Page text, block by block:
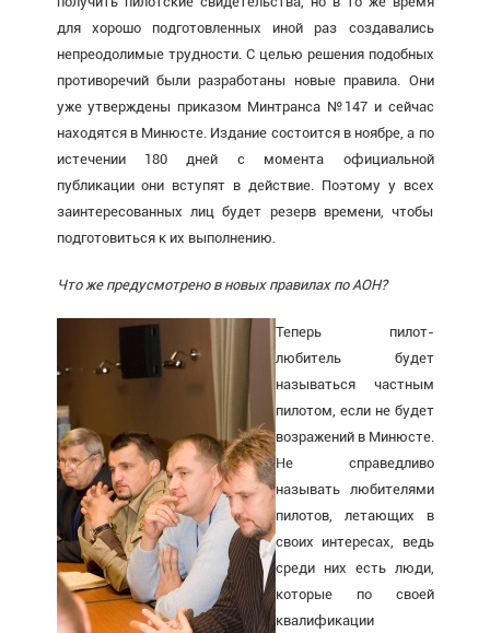
для хорошо подготовленных иной раз создавались
непреодолимые трудности. С целью решения подобных
противоречий были разработаны новые правила. Они
уже утверждены приказом Минтранса №147 и сейчас
находятся в Минюсте. Издание состоится в ноябре, а по
истечении 180 дней с момента официальной
публикации они вступят в действие. Поэтому у всех
заинтересованных лиц будет резерв времени, чтобы
подготовиться к их выполнению.
Что же предусмотрено в новых правилах по АОН?
Теперь пилот-
любитель будет
называться частным
пилотом, если не будет
возражений в Минюсте.
Не справедливо
называть любителями
пилотов, летающих в
своих интересах, ведь
среди них есть люди,
которые по своей
квалификации